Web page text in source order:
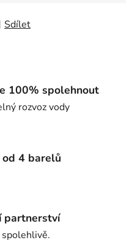
Sdílet
100% spolehnout
rozvoz vody
od 4 barelů
partnerství